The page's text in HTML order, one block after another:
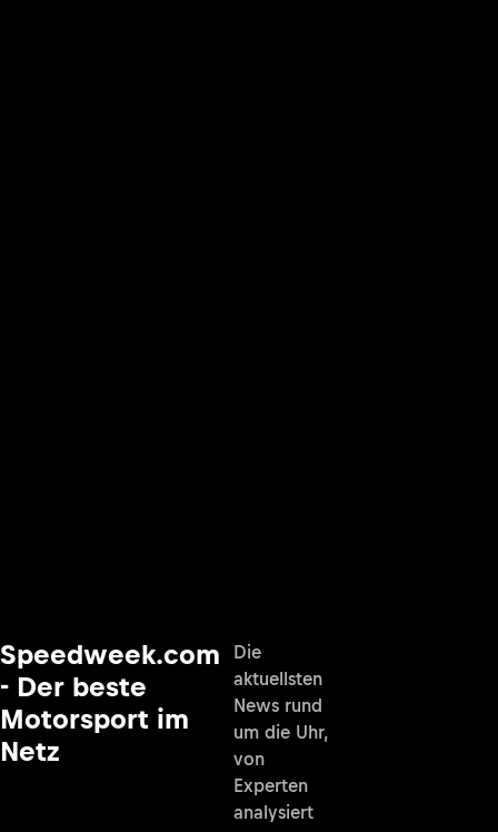
Speedweek.com
- Der beste
Motorsport im
Netz
Die
aktuellsten
News rund
um die Uhr,
von
Experten
analysiert